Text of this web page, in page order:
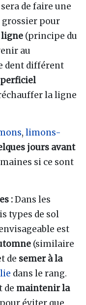
de faire une
grossier pour
ligne (principe du
au
dent différent
la ligne
,limons-
jours avant
si ce sont
:Dans les
types de sol
est
(similaire
de semer à la
dans le rang.
de maintenir la